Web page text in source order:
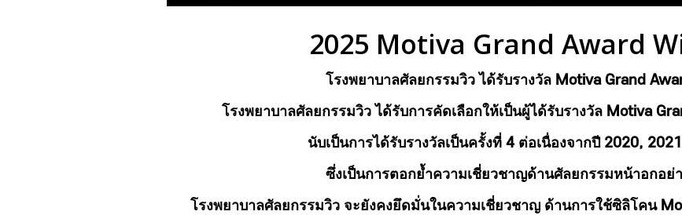
2025 Motiva Grand Award
โรงพยาบาลศัลยกรรมวิว ได้รับรางวัล Motiva Grand
โรงพยาบาลศัลยกรรมวิว ได้รับการคัดเลือกให้เป็นผู้ได้รับรางวัล Motiva
นับเป็นการได้รับรางวัลเป็นครั้งที่ 4 ต่อเนื่องจากปี 2020,
ซึ่งเป็นการตอกย้ำความเชี่ยวชาญด้านศัลยกรรมหน้าอกอย่
โรงพยาบาลศัลยกรรมวิว จะยังคงยึดมั่นในความเชี่ยวชาญ ด้านการใช้ซิลิโคน